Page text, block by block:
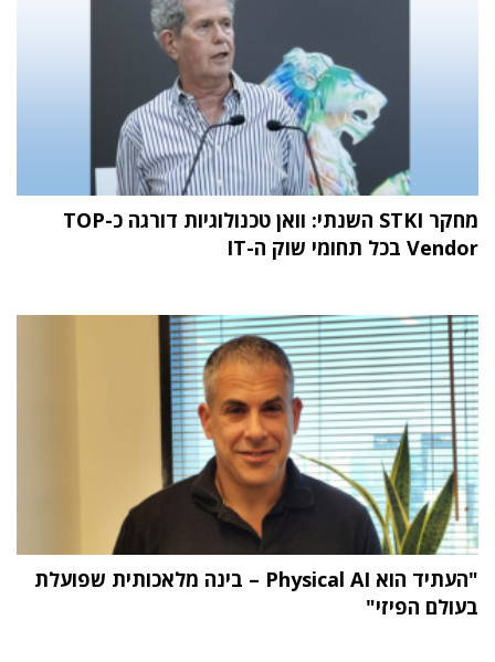
מחקר STKI השנתי: וואן טכנולוגיות דורגה כ-TOP
Vendor בכל תחומי שוק ה-IT
"העתיד הוא Physical AI – בינה מלאכותית שפועלת
בעולם הפיזי"